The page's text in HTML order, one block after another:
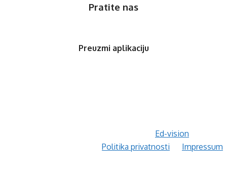
Pratite nas
Preuzmi aplikaciju
Ed-vision
Politika privatnosti
Impressum